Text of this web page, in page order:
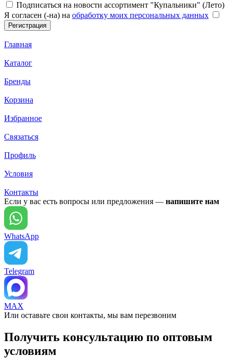
Подписаться на новости ассортимент "Купальники" (Лето)
Я согласен (-на) на обработку моих персональных данных
Главная
Каталог
Бренды
Корзина
Избранное
Связаться
Профиль
Условия
Контакты
Если у вас есть вопросы или предложения — напишите нам
WhatsApp
Telegram
MAX
Или оставьте свои контакты, мы вам перезвоним
Получить консультацию по оптовым
условиям